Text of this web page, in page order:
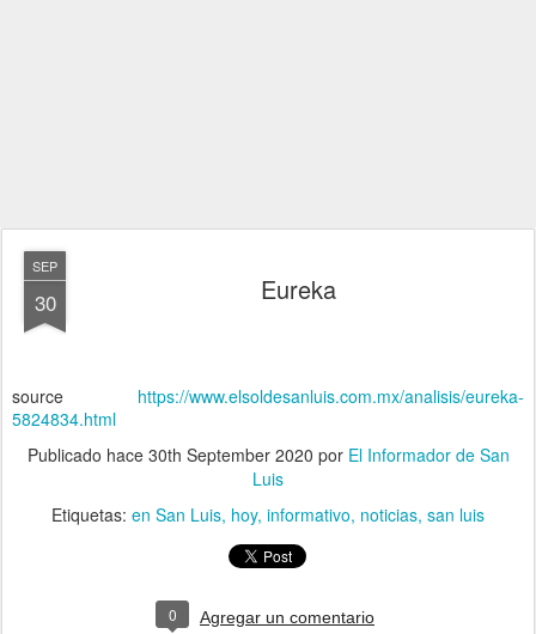
SEP
30 Eureka
source https://www.elsoldesanluis.com.mx/analisis/eureka-
5824834.html
Publicado hace 30th September 2020 por El Informador de San
Luis
Etiquetas: en San Luis hoy informativo noticias san luis
0 Agregar un comentario